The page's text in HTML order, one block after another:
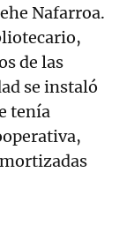
Nafarroa.
de las
se instaló
tenía